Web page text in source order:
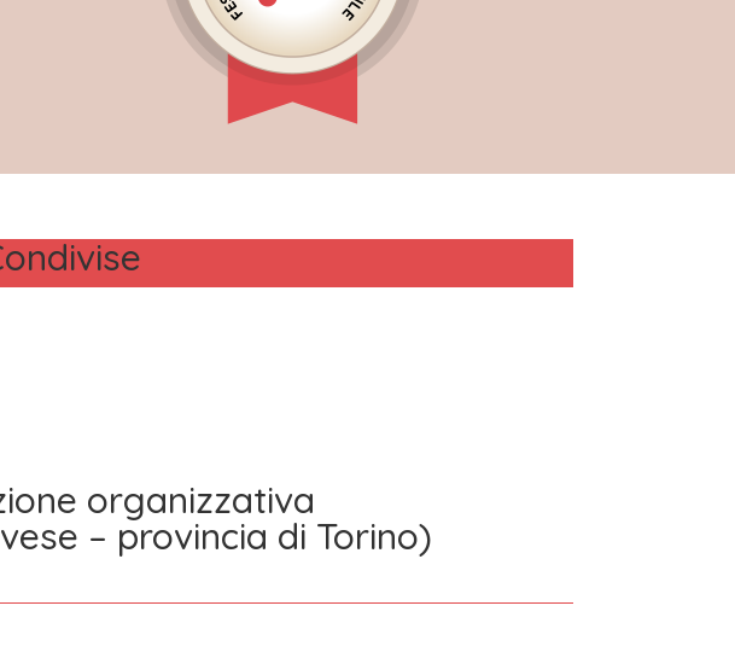
organizzativa
– provincia di Torino)